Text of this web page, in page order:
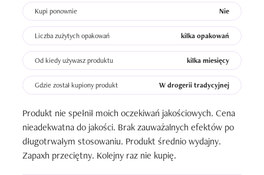
Kupi ponownie Nie
Liczba zużytych opakowań kilka opakowań
Od kiedy używasz produktu kilka miesięcy
Gdzie został kupiony produkt W drogerii tradycyjnej
Produkt nie spełnił moich oczekiwań jakościowych. Cena
nieadekwatna do jakości. Brak zauważalnych efektów po
długotrwałym stosowaniu. Produkt średnio wydajny.
Zapaxh przeciętny. Kolejny raz nie kupię.